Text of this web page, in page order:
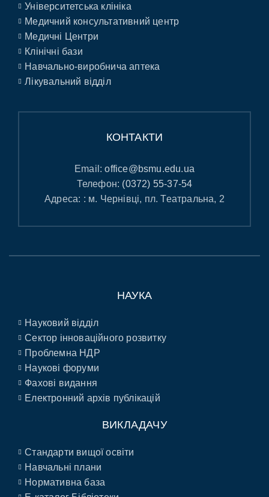
Університетська клініка
Медичний консультативний центр
Медичні Центри
Клінічні бази
Навчально-виробнича аптека
Лікувальний відділ
КОНТАКТИ
Email:office@bsmu.edu.ua
Телефон: (0372) 55-37-54
Адреса: : м. Чернівці, пл. Театральна, 2
НАУКА
Науковий відділ
Сектор інноваційного розвитку
Проблемна НДР
Наукові форуми
Фахові видання
Електронний архів публікацій
ВИКЛАДАЧУ
Стандарти вищої освіти
Навчальні плани
Нормативна база